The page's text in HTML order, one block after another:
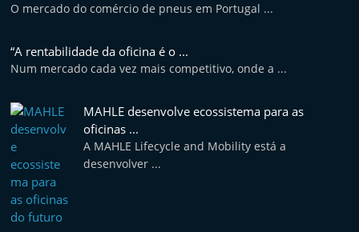
O mercado do comércio de pneus em Portugal ...
“A rentabilidade da oficina é o ...
Num mercado cada vez mais competitivo, onde a ...
MAHLE desenvolve ecossistema para as
oficinas ...
A MAHLE Lifecycle and Mobility está a
desenvolver ...